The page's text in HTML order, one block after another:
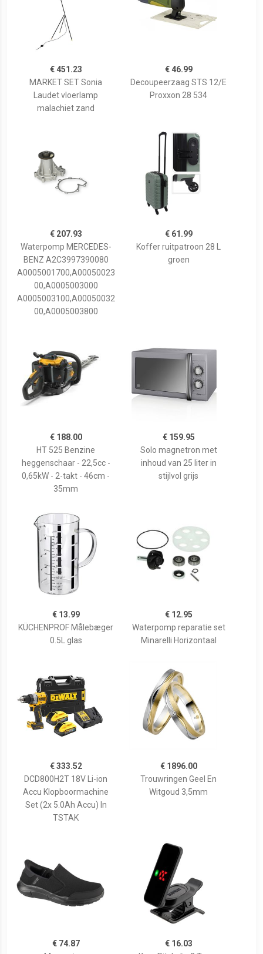
€ 451.23
MARKET SET Sonia
Laudet vloerlamp
malachiet zand
€ 46.99
Decoupeerzaag STS 12/E
Proxxon 28 534
€ 207.93
Waterpomp MERCEDES-
BENZ A2C3997390080
A0005001700,A00050023
00,A0005003000
A0005003100,A00050032
00,A0005003800
€ 61.99
Koffer ruitpatroon 28 L
groen
€ 188.00
HT 525 Benzine
heggenschaar - 22,5cc -
0,65kW - 2-takt - 46cm -
35mm
€ 159.95
Solo magnetron met
inhoud van 25 liter in
stijlvol grijs
€ 13.99
KÜCHENPROF Målebæger
0.5L glas
€ 12.95
Waterpomp reparatie set
Minarelli Horizontaal
€ 333.52
DCD800H2T 18V Li-ion
Accu Klopboormachine
Set (2x 5.0Ah Accu) In
TSTAK
€ 1896.00
Trouwringen Geel En
Witgoud 3,5mm
€ 74.87
€ 16.03